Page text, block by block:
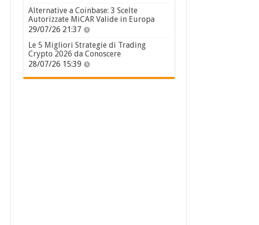
Alternative a Coinbase: 3 Scelte
Autorizzate MiCAR Valide in Europa
29/07/26 21:37
Le 5 Migliori Strategie di Trading
Crypto 2026 da Conoscere
28/07/26 15:39